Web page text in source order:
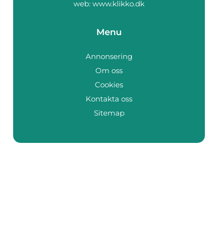
web: www.klikko.dk
Menu
Annonsering
Om oss
Cookies
Kontakta oss
Sitemap